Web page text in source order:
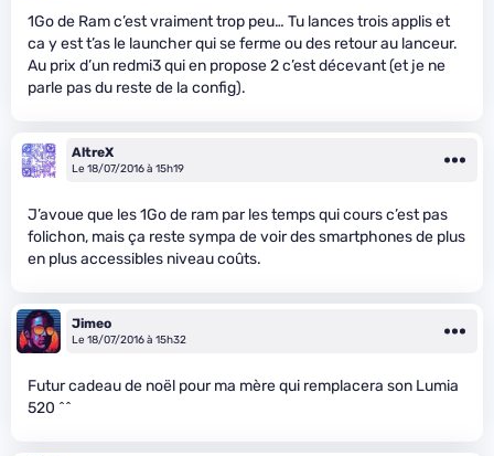
1Go de Ram c’est vraiment trop peu… Tu lances trois applis et
ca y est t’as le launcher qui se ferme ou des retour au lanceur.
Au prix d’un redmi3 qui en propose 2 c’est décevant (et je ne
parle pas du reste de la config).
AltreX
Le 18/07/2016 à 15h19
J’avoue que les 1Go de ram par les temps qui cours c’est pas
folichon, mais ça reste sympa de voir des smartphones de plus
en plus accessibles niveau coûts.
Jimeo
Le 18/07/2016 à 15h32
Futur cadeau de noël pour ma mère qui remplacera son Lumia
520 ^^